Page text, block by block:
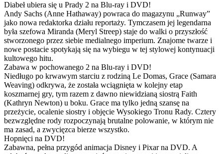
Diabeł ubiera się u Prady 2 na Blu-ray i DVD!
Andy Sachs (Anne Hathaway) powraca do magazynu „Runway”
jako nowa redaktorka działu reportaży. Tymczasem jej legendarna
była szefowa Miranda (Meryl Streep) staje do walki o przyszłość
stworzonego przez siebie medialnego imperium. Znajome twarze i
nowe postacie spotykają się na wybiegu w tej stylowej kontynuacji
kultowego hitu.
Zabawa w pochowanego 2 na Blu-ray i DVD!
Niedługo po krwawym starciu z rodziną Le Domas, Grace (Samara
Weaving) odkrywa, że została wciągnięta w kolejny etap
koszmarnej gry, tym razem z dawno niewidzianą siostrą Faith
(Kathryn Newton) u boku. Grace ma tylko jedną szansę na
przeżycie, ocalenie siostry i objęcie Wysokiego Tronu Rady. Cztery
bezwzględne rody rozpoczynają brutalne polowanie, w którym nie
ma zasad, a zwycięzca bierze wszystko.
Hopnięci na DVD!
Zabawna, pełna przygód animacja Disney i Pixar na DVD. A